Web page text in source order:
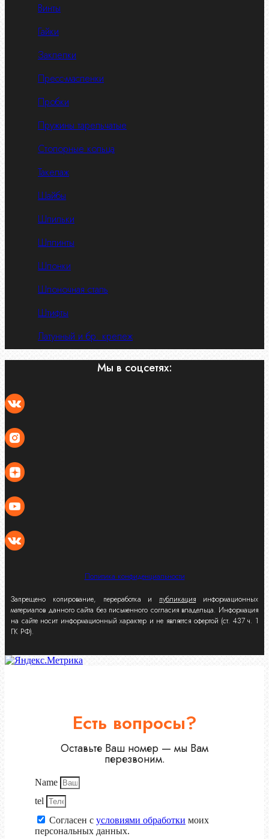
Винты
Гайки
Заклепки
Пресс-масленки
Пробки
Пружины тарельчатые
Стопорные кольца
Такелаж
Шайбы
Шпильки
Шплинты
Шпонки
Шпоночная сталь
Штифты
Латунный и бр. крепеж
Мы в соцсетях:
Политика конфиденциальности
Запрещено копирование, переработка и публикация информационных
материалов данного сайта без письменного согласия владельца. Информация
на сайте носит информационный характер и не является офертой (ст. 437 ч. 1
ГК РФ).
Есть вопросы?
Оставьте Ваш номер — мы Вам
перезвоним.
Name
tel
Согласен с условиями обработки моих
персональных данных.